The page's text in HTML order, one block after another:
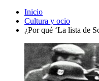
Inicio
Cultura y ocio
¿Por qué ‘La lista de